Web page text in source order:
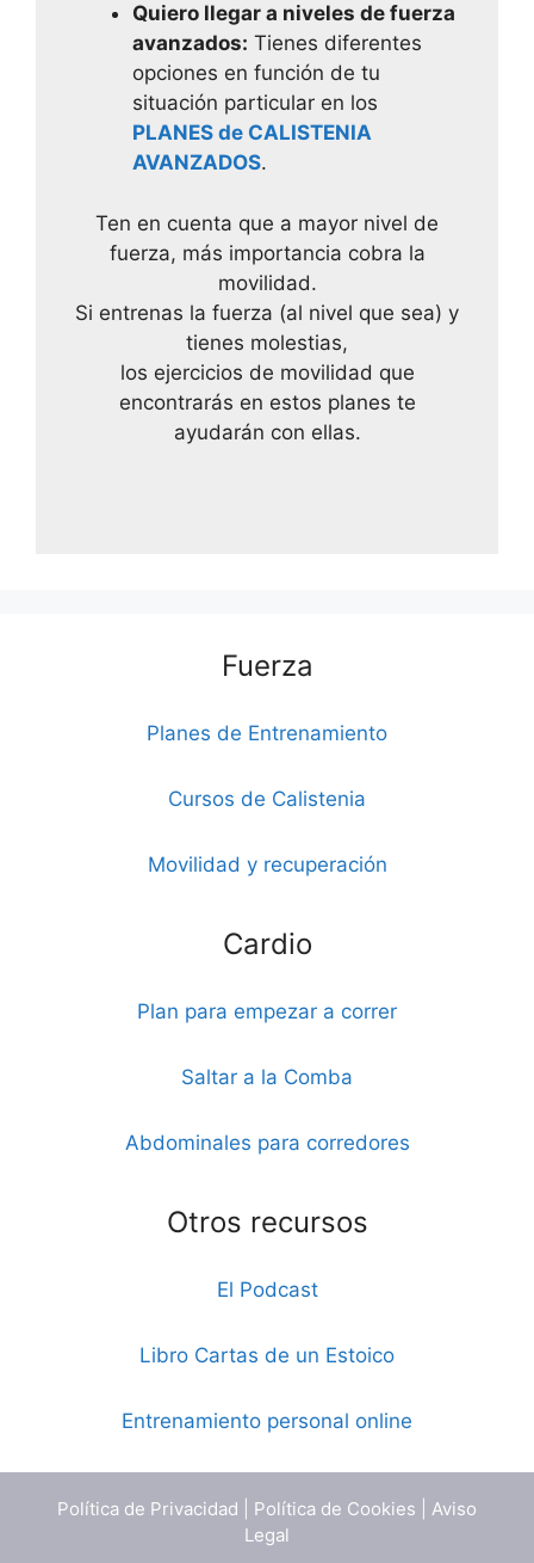
Quiero llegar a niveles de fuerza
avanzados: Tienes diferentes
opciones en función de tu
situación particular en los
PLANES de CALISTENIA
AVANZADOS.
Ten en cuenta que a mayor nivel de
fuerza, más importancia cobra la
movilidad.
Si entrenas la fuerza (al nivel que sea) y
tienes molestias,
los ejercicios de movilidad que
encontrarás en estos planes te
ayudarán con ellas.
Fuerza
Planes de Entrenamiento
Cursos de Calistenia
Movilidad y recuperación
Cardio
Plan para empezar a correr
Saltar a la Comba
Abdominales para corredores
Otros recursos
El Podcast
Libro Cartas de un Estoico
Entrenamiento personal online
Política de Privacidad Política de Cookies
Aviso
Legal